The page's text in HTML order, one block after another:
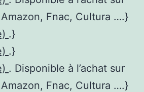
Fnac, Cultura ….}
.}
.}
. Disponible à l’achat sur
Fnac, Cultura ….}